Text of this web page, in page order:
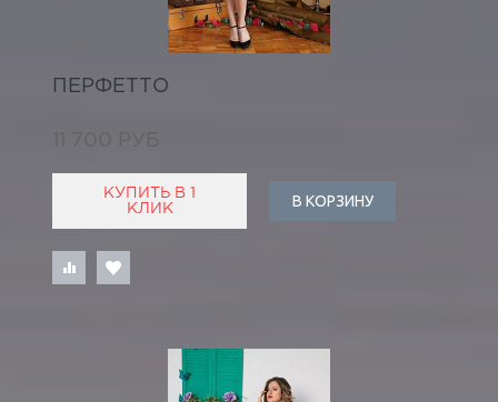
ПЕРФЕТТО
11 700 РУБ
КУПИТЬ В 1
КЛИК
В КОРЗИНУ